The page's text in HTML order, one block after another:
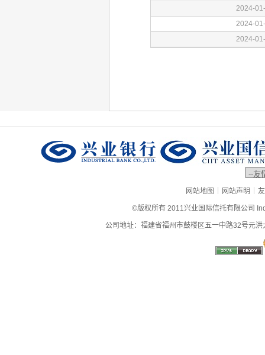
网站地图 | 网站声明 |
©版权所有 2011兴业国际信托有限公司
公司地址：福建省福州市鼓楼区五一中路32号元